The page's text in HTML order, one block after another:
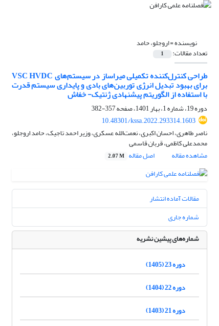
نویسنده =اروجلو، حامد
تعداد مقالات: 1
طراحی کنترل‌کننده تکمیلی میراساز در سیستم‌های VSC HVDC
برای بهبود تبدیل انرژی توربین‌های بادی و پایداری سیستم قدرت
با استفاده از الگوریتم پیشنهادی ژنتیک- خفاش
دوره 19، شماره 1، بهار 1401، صفحه
357-382
10.48301/kssa.2022.293314.1603
ناصر طاهری، احسان اکبری، نعمت‌الله عسکری، وزیر احمد تاجیک، حامد اروجلو،
محمدعلی کاظمی، قربان قاسمی
مشاهده مقاله
اصل مقاله 2.07 M
مقالات آماده انتشار
شماره جاری
شماره‌های پیشین نشریه
دوره 23 (1405)
دوره 22 (1404)
دوره 21 (1403)